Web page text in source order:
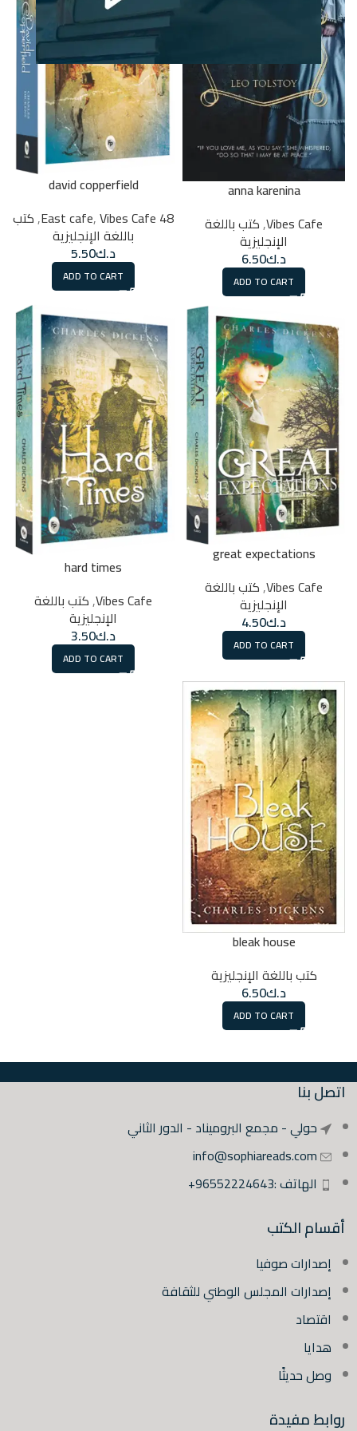
anna karenina
Vibes Cafe
,كتب باللغة
الإنجليزية
د.ك6.50
ADD TO CART
david copperfield
48 East cafe
,Vibes Cafe
,كتب
باللغة الإنجليزية
د.ك5.50
ADD TO CART
great expectations
Vibes Cafe
,كتب باللغة
الإنجليزية
د.ك4.50
ADD TO CART
hard times
Vibes Cafe
,كتب باللغة
الإنجليزية
د.ك3.50
ADD TO CART
bleak house
كتب باللغة الإنجليزية
د.ك6.50
ADD TO CART
اتصل بنا
حولي - مجمع البروميناد - الدور الثاني
info@sophiareads.com
الهاتف :96552224643+
أقسام الكتب
إصدارات صوفيا
إصدارات المجلس الوطني للثقافة
اقتصاد
هدايا
وصل حديثًا
روابط مفيدة